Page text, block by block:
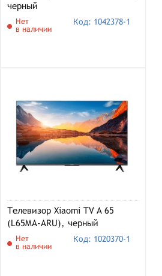
черный
Нет
в наличии
Код: 1042378-1
Телевизор Xiaomi TV A 65
(L65MA-ARU), черный
Нет
в наличии
Код: 1020370-1